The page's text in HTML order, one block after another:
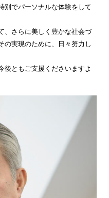
別でパーソナルな体験をして
、さらに美しく豊かな社会づ
の実現のために、日々努力し
後ともご支援くださいますよ